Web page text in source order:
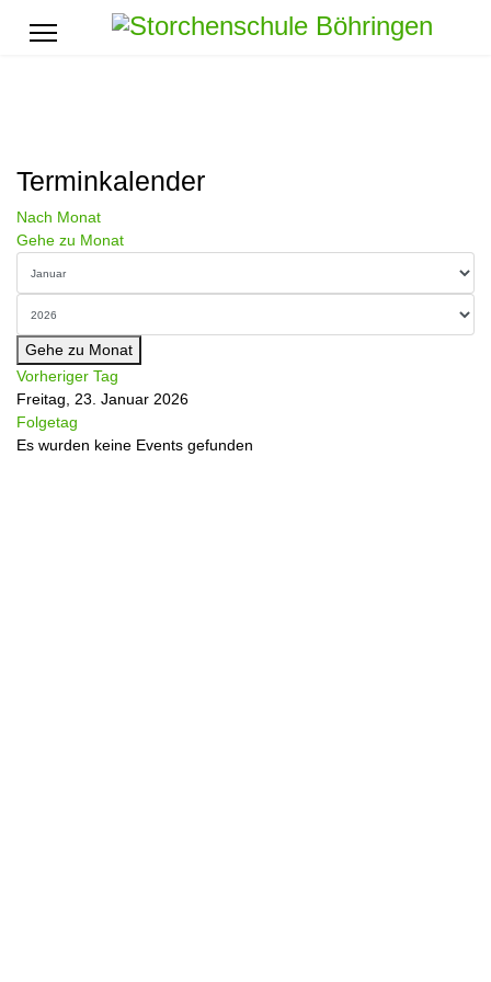
Terminkalender
Nach Monat
Gehe zu Monat
Gehe zu Monat
Vorheriger Tag
Freitag, 23. Januar 2026
Folgetag
Es wurden keine Events gefunden